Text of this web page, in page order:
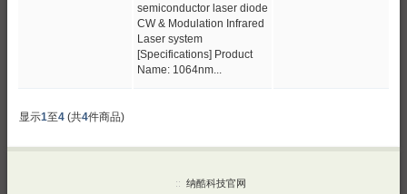
semiconductor laser diode
CW & Modulation Infrared
Laser system
[Specifications] Product
Name: 1064nm...
显示1至4 (共4件商品)
:: 纳酷科技官网